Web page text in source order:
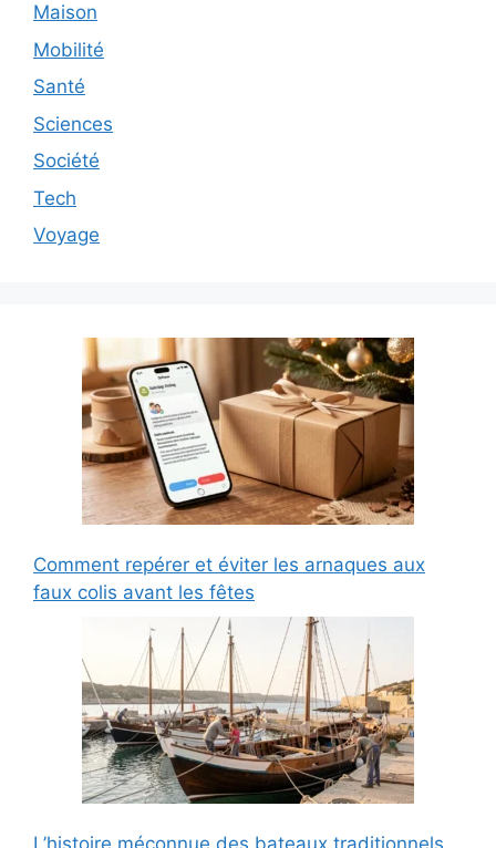
Maison
Mobilité
Santé
Sciences
Société
Tech
Voyage
Comment repérer et éviter les arnaques aux
faux colis avant les fêtes
L’histoire méconnue des bateaux traditionnels